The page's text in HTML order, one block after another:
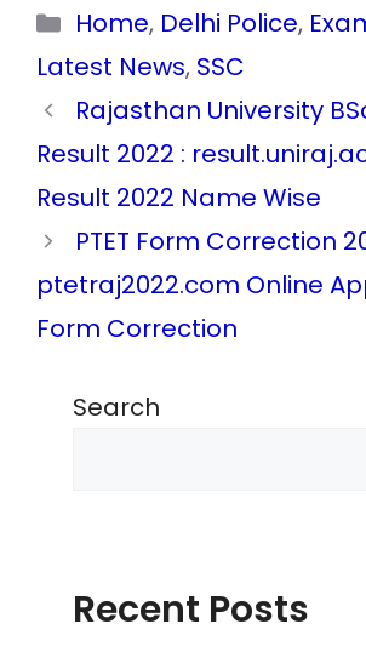
Categories
Home, Delhi Police,
Latest News, SSC
Rajasthan University
Result 2022 :
Result 2022 Name Wise
PTET Form Correction
ptetraj2022.com Online
Form Correction
Search
Recent Posts